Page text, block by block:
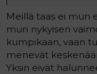
miten reakoin
Mieheni
Meillä taas ei mun
mun nykyisen
kumpikaan, vaan
menevät
Yksin eivät